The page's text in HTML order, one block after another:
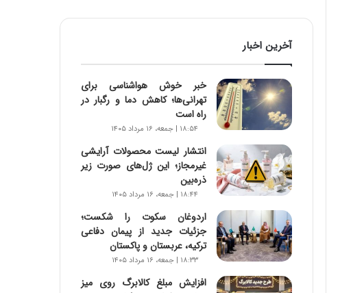
ن
ه
ا
ر
ن‌
و
د
ر
و
و
ش
ن
س
آخرین اخبار
خبر خوش هواشناسی برای
تهرانی‌ها؛ کاهش دما و رگبار در
راه است
۱۸:۵۴ | جمعه، ۱۶ مرداد ۱۴۰۵
انتشار لیست محصولات آرایشی
غیرمجاز؛ این ژل‌های صورت زیر
ذره‌بین
۱۸:۴۴ | جمعه، ۱۶ مرداد ۱۴۰۵
اردوغان سکوت را شکست؛
جزئیات جدید از پیمان دفاعی
ترکیه، عربستان و پاکستان
۱۸:۳۳ | جمعه، ۱۶ مرداد ۱۴۰۵
افزایش مبلغ کالابرگ روی میز